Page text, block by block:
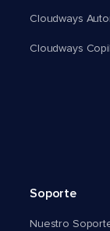
Cloudways
Cloudways
Soporte
Nuestro